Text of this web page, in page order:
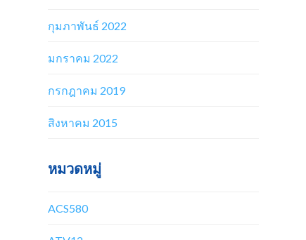
กุมภาพันธ์ 2022
มกราคม 2022
กรกฎาคม 2019
สิงหาคม 2015
หมวดหมู่
ACS580